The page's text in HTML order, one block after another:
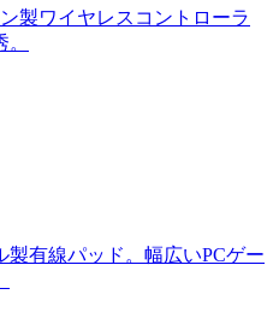
製ワイヤレスコントローラ
製有線パッド。幅広いPCゲー